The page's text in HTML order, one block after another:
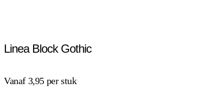
Linea Block Gothic
Vanaf 3,95 per stuk